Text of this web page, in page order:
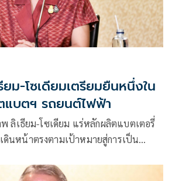
ยม-โซเดียมเตรียมยืนหนึ่งใน
บตฯ รถยนต์ไฟฟ้า
ลิเธียม-โซเดียม แร่หลักผลิตแบตเตอรี่
นหน้าตรงตามเป้าหมายสู่การเป็น